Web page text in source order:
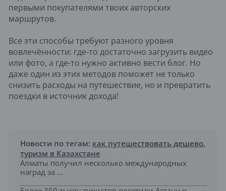
первыми покупателями твоих авторских
маршрутов.
Все эти способы требуют разного уровня
вовлечённости: где-то достаточно загрузить видео
или фото, а где-то нужно активно вести блог. Но
даже один из этих методов поможет не только
снизить расходы на путешествие, но и превратить
поездки в источник дохода!
Новости по тегам: как путешествовать дешево,
туризм в Казахстане
Алматы получил несколько международных
наград за ...